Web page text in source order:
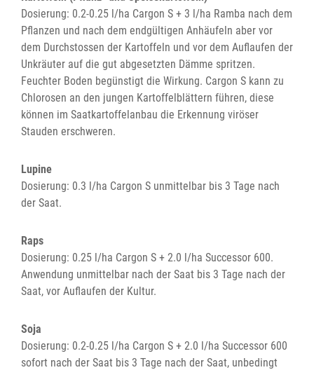
Dosierung: 0.2-0.25 l/ha Cargon S + 3 l/ha Ramba nach dem
Pflanzen und nach dem endgültigen Anhäufeln aber vor
dem Durchstossen der Kartoffeln und vor dem Auflaufen der
Unkräuter auf die gut abgesetzten Dämme spritzen.
Feuchter Boden begünstigt die Wirkung. Cargon S kann zu
Chlorosen an den jungen Kartoffelblättern führen, diese
können im Saatkartoffelanbau die Erkennung viröser
Stauden erschweren.
Lupine
Dosierung: 0.3 l/ha Cargon S unmittelbar bis 3 Tage nach
der Saat.
Raps
Dosierung: 0.25 l/ha Cargon S + 2.0 l/ha Successor 600.
Anwendung unmittelbar nach der Saat bis 3 Tage nach der
Saat, vor Auflaufen der Kultur.
Soja
Dosierung: 0.2-0.25 l/ha Cargon S + 2.0 l/ha Successor 600
sofort nach der Saat bis 3 Tage nach der Saat, unbedingt